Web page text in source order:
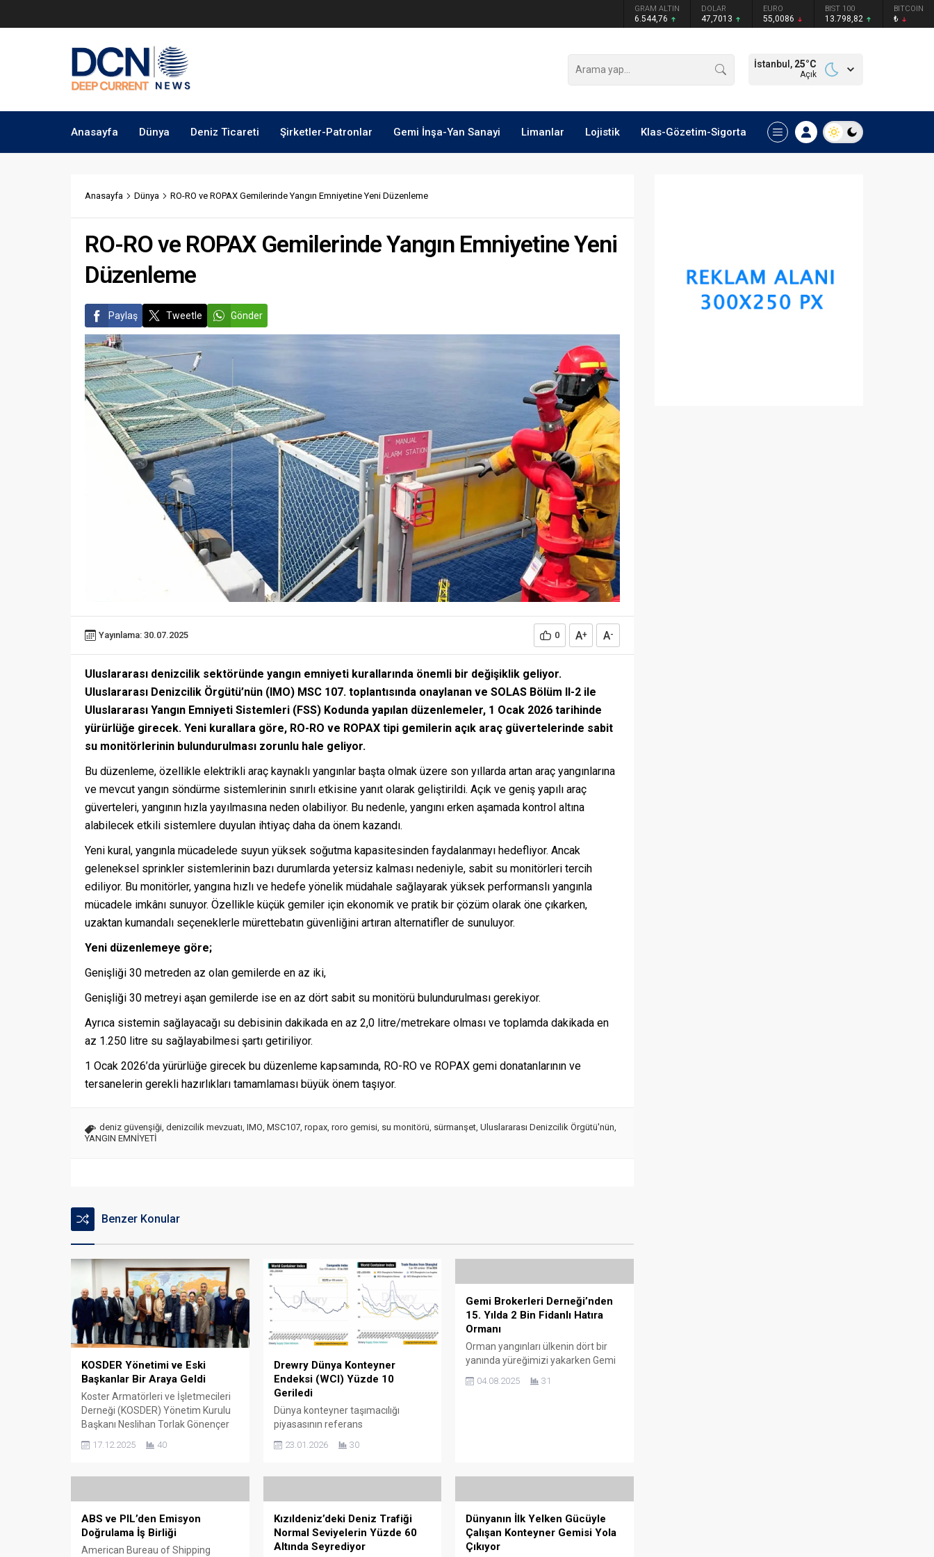
GRAM ALTIN
6.544,76
DOLAR
47,7013
EURO
55,0086
BIST 100
13.798,82
BITCOIN
₺
İstanbul, 25°C
Açık
Anasayfa Dünya Deniz Ticareti Şirketler-Patronlar Gemi İnşa-Yan Sanayi Limanlar Lojistik Klas-Gözetim-Sigorta
Anasayfa Dünya RO-RO ve ROPAX Gemilerinde Yangın Emniyetine Yeni Düzenleme
RO-RO ve ROPAX Gemilerinde Yangın Emniyetine Yeni
Düzenleme
Paylaş Tweetle Gönder
Yayınlama: 30.07.2025 0 A+ A-
Uluslararası denizcilik sektöründe yangın emniyeti kurallarında önemli bir değişiklik geliyor.
Uluslararası Denizcilik Örgütü’nün (IMO) MSC 107. toplantısında onaylanan ve SOLAS Bölüm II-2 ile
Uluslararası Yangın Emniyeti Sistemleri (FSS) Kodunda yapılan düzenlemeler, 1 Ocak 2026 tarihinde
yürürlüğe girecek. Yeni kurallara göre, RO-RO ve ROPAX tipi gemilerin açık araç güvertelerinde sabit
su monitörlerinin bulundurulması zorunlu hale geliyor.
Bu düzenleme, özellikle elektrikli araç kaynaklı yangınlar başta olmak üzere son yıllarda artan araç yangınlarına
ve mevcut yangın söndürme sistemlerinin sınırlı etkisine yanıt olarak geliştirildi. Açık ve geniş yapılı araç
güverteleri, yangının hızla yayılmasına neden olabiliyor. Bu nedenle, yangını erken aşamada kontrol altına
alabilecek etkili sistemlere duyulan ihtiyaç daha da önem kazandı.
Yeni kural, yangınla mücadelede suyun yüksek soğutma kapasitesinden faydalanmayı hedefliyor. Ancak
geleneksel sprinkler sistemlerinin bazı durumlarda yetersiz kalması nedeniyle, sabit su monitörleri tercih
ediliyor. Bu monitörler, yangına hızlı ve hedefe yönelik müdahale sağlayarak yüksek performanslı yangınla
mücadele imkânı sunuyor. Özellikle küçük gemiler için ekonomik ve pratik bir çözüm olarak öne çıkarken,
uzaktan kumandalı seçeneklerle mürettebatın güvenliğini artıran alternatifler de sunuluyor.
Yeni düzenlemeye göre;
Genişliği 30 metreden az olan gemilerde en az iki,
Genişliği 30 metreyi aşan gemilerde ise en az dört sabit su monitörü bulundurulması gerekiyor.
Ayrıca sistemin sağlayacağı su debisinin dakikada en az 2,0 litre/metrekare olması ve toplamda dakikada en
az 1.250 litre su sağlayabilmesi şartı getiriliyor.
1 Ocak 2026’da yürürlüğe girecek bu düzenleme kapsamında, RO-RO ve ROPAX gemi donatanlarının ve
tersanelerin gerekli hazırlıkları tamamlaması büyük önem taşıyor.
deniz güvenşiği, denizcilik mevzuatı, IMO, MSC107, ropax, roro gemisi, su monitörü, sürmanşet, Uluslararası Denizcilik Örgütü'nün,
YANGIN EMNİYETİ
Benzer Konular
KOSDER Yönetimi ve Eski
Başkanlar Bir Araya Geldi
Koster Armatörleri ve İşletmecileri
Derneği (KOSDER) Yönetim Kurulu
Başkanı Neslihan Torlak Gönençer
ve Yönetim Kurulu üyeleri, derneğin
gelişimine uzun yıllar boyunca katkı
Zeki Çakır’a bir nezaket ziyaretinde
sağladı. Salih Zeki Çakır’ın ev
sahipliğinde, 11 Aralık 2025
Perşembe...
17.12.2025 40
Drewry Dünya Konteyner
Endeksi (WCI) Yüzde 10
Geriledi
Dünya konteyner taşımacılığı
piyasasının referans
göstergelerinden biri olan Drewry
World Container Index (WCI), bu
dolara gerileyerek yüzde 10 düşüş
yaşamış oldu. Düşüşün başlıca
nedeni, Transpasifik ve Asya–
Avrupa hatlarında navlun
23.01.2026 30
Gemi Brokerleri Derneği’nden
15. Yılda 2 Bin Fidanlı Hatıra
Ormanı
Orman yangınları ülkenin dört bir
yanında yüreğimizi yakarken Gemi
aracılığıyla anlamlı bir sosyal
Gemi Brokerleri Derneği Hatıra...
04.08.2025 31
ABS ve PIL’den Emisyon
Doğrulama İş Birliği
American Bureau of Shipping
Kızıldeniz’deki Deniz Trafiği
Normal Seviyelerin Yüzde 60
Altında Seyrediyor
Dünyanın İlk Yelken Gücüyle
Çalışan Konteyner Gemisi Yola
Çıkıyor